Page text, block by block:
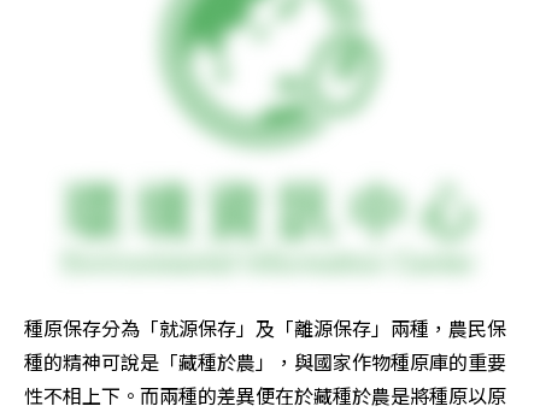
種原保存分為「就源保存」及「離源保存」兩種，農民保
種的精神可說是「藏種於農」，與國家作物種原庫的重要
性不相上下。而兩種的差異便在於藏種於農是將種原以原